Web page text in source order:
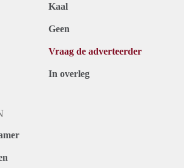
Kaal
Geen
Vraag de adverteerder
In overleg